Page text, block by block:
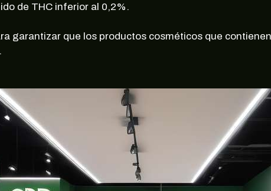
de THC inferior al 0,2%.
garantizar que los productos cosméticos que